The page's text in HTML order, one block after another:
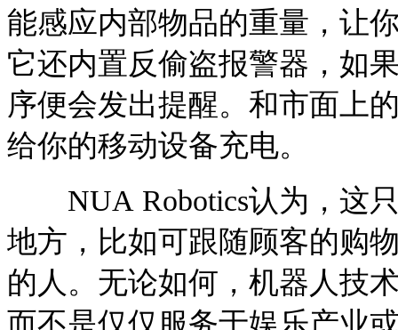
能感应内部物品的重量，让
它还内置反偷盗报警器，如
序便会发出提醒。和市面上
给你的移动设备充电。
NUA Robotics认为，这只
地方，比如可跟随顾客的购
的人。无论如何，机器人技